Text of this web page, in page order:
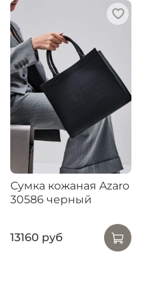
Сумка кожаная Azaro
30586 черный
13160 руб